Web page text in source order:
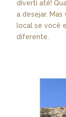
diverti até!
a desejar.
local se você
diferente.